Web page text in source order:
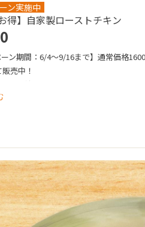
ン実施中
得】自家製ローストチキン
ーン期間：6/4～9/16まで】通常価格
売中！
ごと焼き上げた鶏肉は、しっとりやわ
す。